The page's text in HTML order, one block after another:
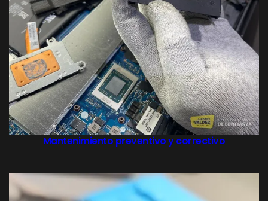
Mantenimiento preventivo y correctivo